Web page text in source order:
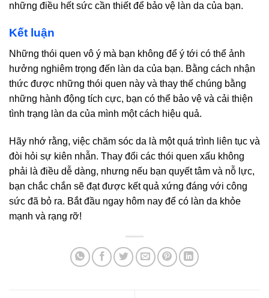
những điều hết sức cần thiết để bảo vệ làn da của bạn.
Kết luận
Những thói quen vô ý mà bạn không để ý tới có thể ảnh
hưởng nghiêm trọng đến làn da của bạn. Bằng cách nhận
thức được những thói quen này và thay thế chúng bằng
những hành động tích cực, bạn có thể bảo vệ và cải thiện
tình trạng làn da của mình một cách hiệu quả.
Hãy nhớ rằng, việc chăm sóc da là một quá trình liên tục và
đòi hỏi sự kiên nhẫn. Thay đổi các thói quen xấu không
phải là điều dễ dàng, nhưng nếu bạn quyết tâm và nỗ lực,
bạn chắc chắn sẽ đạt được kết quả xứng đáng với công
sức đã bỏ ra. Bắt đầu ngay hôm nay để có làn da khỏe
mạnh và rạng rỡ!